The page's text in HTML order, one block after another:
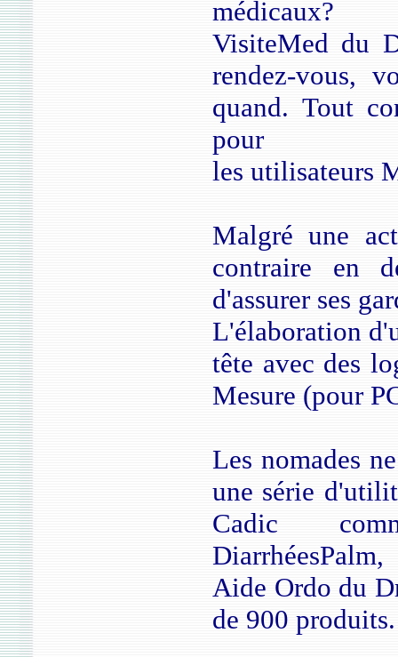
médicaux?
VisiteMed du
rendez-vous,
quand. Tout
pour
les utilisateurs
Malgré une
contraire en
d'assurer ses
L'élaboration
tête avec des
Mesure (pour
Les nomades
une série
Cadic
Aide Ordo du
de 900 produits.